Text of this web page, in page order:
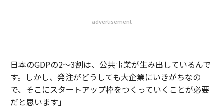
advertisement
日本のGDPの2〜3割は、公共事業が生み出しているんで
す。しかし、発注がどうしても大企業にいきがちなの
で、そこにスタートアップ枠をつくっていくことが必要
だと思います」